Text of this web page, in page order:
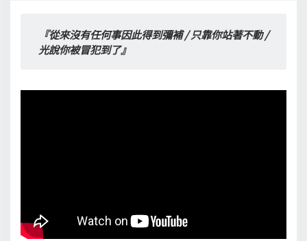
『從來沒有任何事因此得到彌補 / 只靠你站著不動 /
光說你被冒犯到了』